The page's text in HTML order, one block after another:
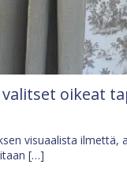
oikeat
visuaalista ilmettä,
[…]